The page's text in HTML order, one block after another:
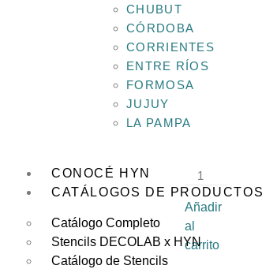
CHUBUT
CÓRDOBA
CORRIENTES
ENTRE RÍOS
FORMOSA
JUJUY
LA PAMPA
CONOCÉ HYN
CATÁLOGOS DE PRODUCTOS
Catálogo Completo
Stencils DECOLAB x HYN
Catálogo de Stencils
STC
20 ×
Añadir
al
carrito